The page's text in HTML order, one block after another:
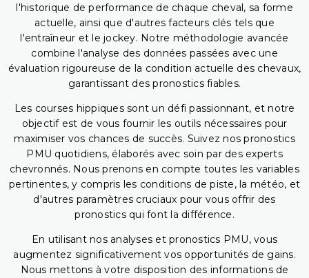
l'historique de performance de chaque cheval, sa forme
actuelle, ainsi que d'autres facteurs clés tels que
l'entraîneur et le jockey. Notre méthodologie avancée
combine l'analyse des données passées avec une
évaluation rigoureuse de la condition actuelle des chevaux,
garantissant des pronostics fiables.
Les courses hippiques sont un défi passionnant, et notre
objectif est de vous fournir les outils nécessaires pour
maximiser vos chances de succès. Suivez nos pronostics
PMU quotidiens, élaborés avec soin par des experts
chevronnés. Nous prenons en compte toutes les variables
pertinentes, y compris les conditions de piste, la météo, et
d'autres paramètres cruciaux pour vous offrir des
pronostics qui font la différence.
En utilisant nos analyses et pronostics PMU, vous
augmentez significativement vos opportunités de gains.
Nous mettons à votre disposition des informations de